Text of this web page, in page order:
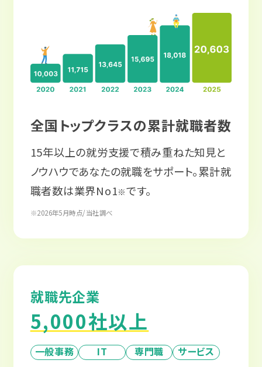
全国トップクラスの累計就職者数
15年以上の就労支援で積み重ねた知見と
ノウハウであなたの就職をサポート。累計就
職者数は業界No1※です。
※2026年5月時点/当社調べ
就職先企業
5,000社以上
一般事務 IT 専門職 サービス